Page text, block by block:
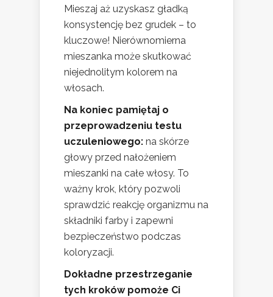
Mieszaj aż uzyskasz gładką
konsystencję bez grudek – to
kluczowe! Nierównomierna
mieszanka może skutkować
niejednolitym kolorem na
włosach.
Na koniec pamiętaj o
przeprowadzeniu testu
uczuleniowego: na skórze
głowy przed nałożeniem
mieszanki na całe włosy. To
ważny krok, który pozwoli
sprawdzić reakcję organizmu na
składniki farby i zapewni
bezpieczeństwo podczas
koloryzacji.
Dokładne przestrzeganie
tych kroków pomoże Ci